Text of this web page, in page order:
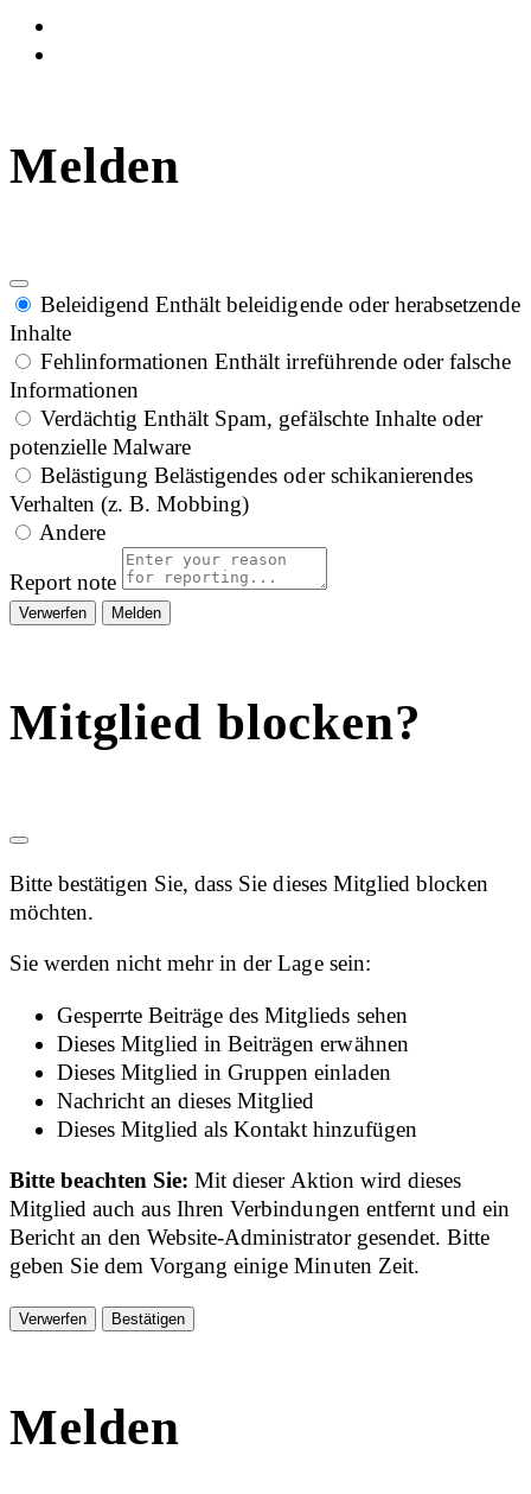
Melden
Beleidigend Enthält beleidigende oder herabsetzende
Inhalte
Fehlinformationen Enthält irreführende oder falsche
Informationen
Verdächtig Enthält Spam, gefälschte Inhalte oder
potenzielle Malware
Belästigung Belästigendes oder schikanierendes
Verhalten (z. B. Mobbing)
Andere
Report note
Melden
Mitglied blocken?
Bitte bestätigen Sie, dass Sie dieses Mitglied blocken
möchten.
Sie werden nicht mehr in der Lage sein:
Gesperrte Beiträge des Mitglieds sehen
Dieses Mitglied in Beiträgen erwähnen
Dieses Mitglied in Gruppen einladen
Nachricht an dieses Mitglied
Dieses Mitglied als Kontakt hinzufügen
Bitte beachten Sie:Mit dieser Aktion wird dieses
Mitglied auch aus Ihren Verbindungen entfernt und ein
Bericht an den Website-Administrator gesendet. Bitte
geben Sie dem Vorgang einige Minuten Zeit.
Bestätigen
Melden